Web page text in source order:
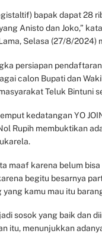
bapak dapat 28
Anisto dan Joko,”
Selasa (27/8/2024)
persiapan
calon Bupati dan
Teluk Bintuni
kedatangan YO
Rupih membuktikan
maaf karena belum bisa
begitu besarnya
kamu mau itu
sosok yang baik dan
itu, menunjukkan